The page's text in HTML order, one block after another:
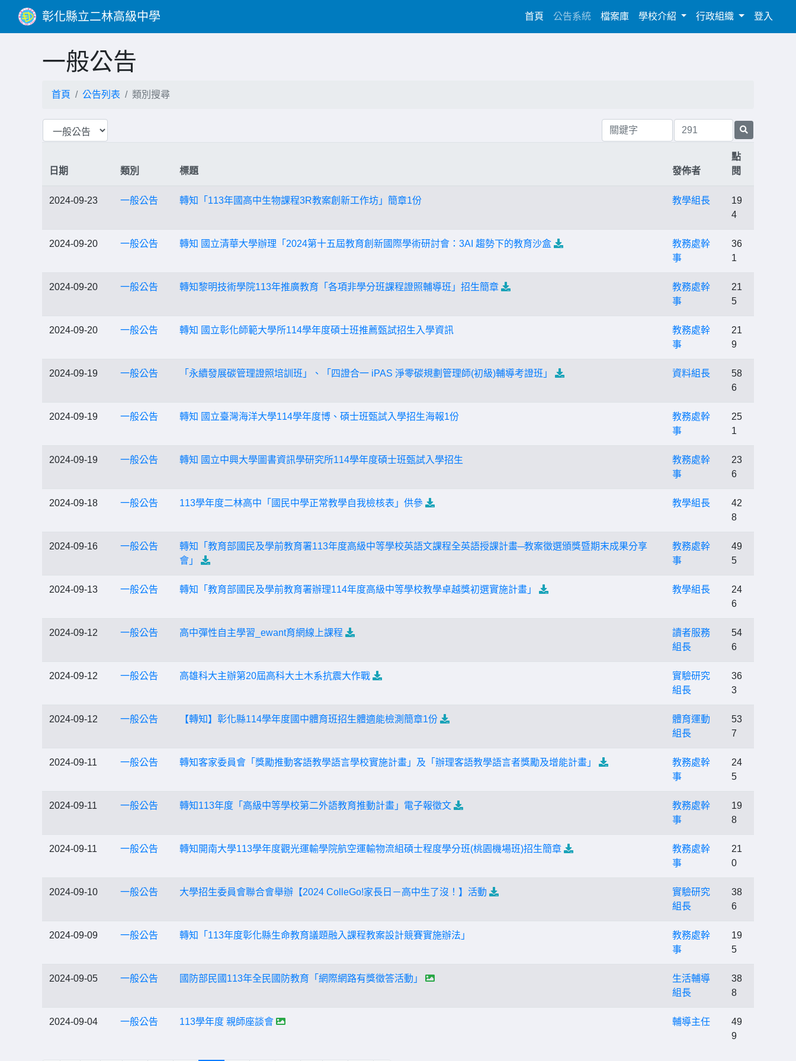
彰化縣立二林高級中學 首頁(current)
公告系統 檔案庫 學校介紹 行政組織 登入
一般公告
首頁 公告列表 類別搜尋
日期 類別 標題 發佈者
點
閱
2024-09-23 一般公告 轉知「113年國高中生物課程3R教案創新工作坊」簡章1份 教學組長
19
4
2024-09-20 一般公告 轉知 國立清華大學辦理「2024第十五屆教育創新國際學術研討會：3AI 趨勢下的教育沙盒
教務處幹
事
36
1
2024-09-20 一般公告 轉知黎明技術學院113年推廣教育「各項非學分班課程證照輔導班」招生簡章
教務處幹
事
21
5
2024-09-20 一般公告 轉知 國立彰化師範大學所114學年度碩士班推薦甄試招生入學資訊
教務處幹
事
21
9
2024-09-19 一般公告 「永續發展碳管理證照培訓班」、「四證合一 iPAS 淨零碳規劃管理師(初級)輔導考證班」 資料組長
58
6
2024-09-19 一般公告 轉知 國立臺灣海洋大學114學年度博、碩士班甄試入學招生海報1份
教務處幹
事
25
1
2024-09-19 一般公告 轉知 國立中興大學圖書資訊學研究所114學年度碩士班甄試入學招生
教務處幹
事
23
6
2024-09-18 一般公告 113學年度二林高中「國民中學正常教學自我檢核表」供參 教學組長
42
8
2024-09-16 一般公告
轉知「教育部國民及學前教育署113年度高級中等學校英語文課程全英語授課計畫─教案徵選頒獎暨期末成果分享
會」
教務處幹
事
49
5
2024-09-13 一般公告 轉知「教育部國民及學前教育署辦理114年度高級中等學校教學卓越獎初選實施計畫」 教學組長
24
6
2024-09-12 一般公告 高中彈性自主學習_ewant育網線上課程
讀者服務
組長
54
6
2024-09-12 一般公告 高雄科大主辦第20屆高科大土木系抗震大作戰
實驗研究
組長
36
3
2024-09-12 一般公告 【轉知】彰化縣114學年度國中體育班招生體適能檢測簡章1份
體育運動
組長
53
7
2024-09-11 一般公告 轉知客家委員會「獎勵推動客語教學語言學校實施計畫」及「辦理客語教學語言者獎勵及增能計畫」
教務處幹
事
24
5
2024-09-11 一般公告 轉知113年度「高級中等學校第二外語教育推動計畫」電子報徵文
教務處幹
事
19
8
2024-09-11 一般公告 轉知開南大學113學年度觀光運輸學院航空運輸物流組碩士程度學分班(桃園機場班)招生簡章
教務處幹
事
21
0
2024-09-10 一般公告 大學招生委員會聯合會舉辦【2024 ColleGo!家長日－高中生了沒！】活動
實驗研究
組長
38
6
2024-09-09 一般公告 轉知「113年度彰化縣生命教育議題融入課程教案設計競賽實施辦法」
教務處幹
事
19
5
2024-09-05 一般公告 國防部民國113年全民國防教育「網際網路有獎徵答活動」
生活輔導
組長
38
8
2024-09-04 一般公告 113學年度 親師座談會 輔導主任
49
9